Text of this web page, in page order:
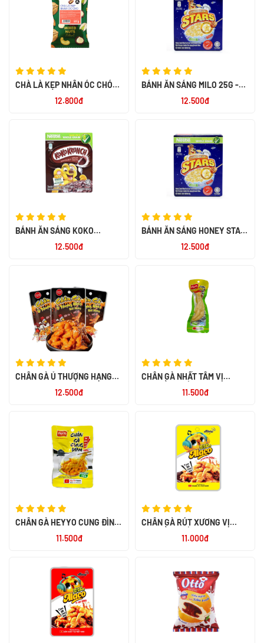
CHÀ LÀ KẸP NHÂN ÓC CHÓ
MIX NUTS 60G - SMILE NUTS
12.800đ
BÁNH ĂN SÁNG MILO 25G -
NK PHILIPPIN
12.500đ
BÁNH ĂN SÁNG KOKO
12.500đ
BÁNH ĂN SÁNG HONEY STAR
12.500đ
CHÂN GÀ Ủ THƯỢNG HẠNG
12.500đ
CHÂN GÀ NHẤT TÂM VỊ
11.500đ
CHÂN GÀ HEYYO CUNG ĐÌNH
11.500đ
CHÂN GÀ RÚT XƯƠNG VỊ
11.000đ